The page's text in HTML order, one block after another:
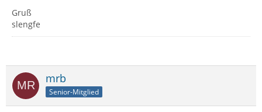
Gruß
slengfe
mrb
Senior-Mitglied